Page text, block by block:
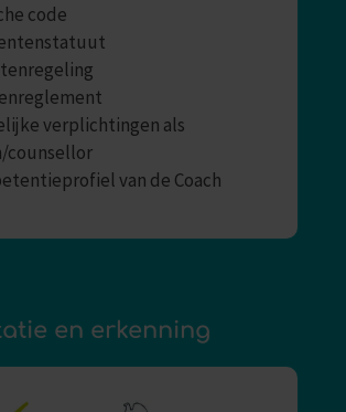
code
verplichtingen als
counsellor
van de Coach
en erkenning